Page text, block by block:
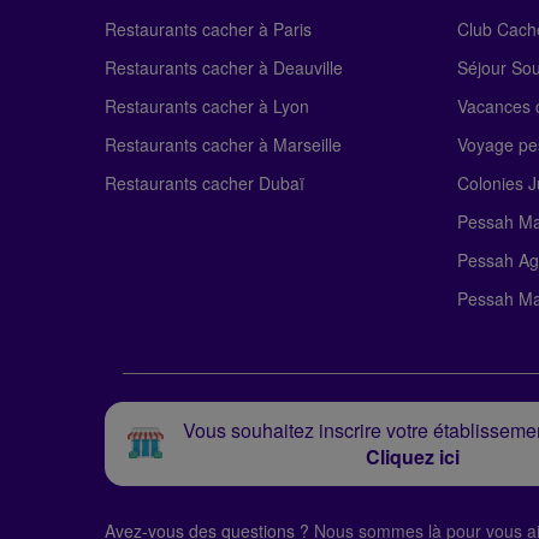
Restaurants cacher à Paris
Restaurants cacher à Deauville
Restaurants cacher à Lyon
Restaurants cacher à Marseille
Restaurants cacher Dubaï
Club
Séjour
Vacances
Voyage
Colonies
Pessah
Pessah
Pessah
Vous souhaitez inscrire votre
Cliquez ici
Avez-vous des questions ? Nous sommes là pour vous